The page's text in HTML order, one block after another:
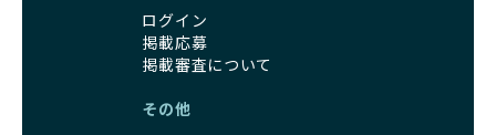
ログイン
掲載応募
掲載審査について
その他